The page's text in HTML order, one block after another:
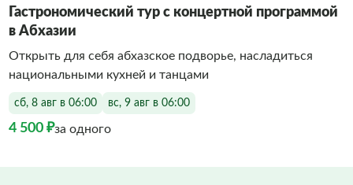
Гастрономический тур с концертной программой
в Абхазии
Открыть для себя абхазское подворье, насладиться
национальными кухней и танцами
сб, 8 авг в 06:00 вс, 9 авг в 06:00
4 500 ₽за одного